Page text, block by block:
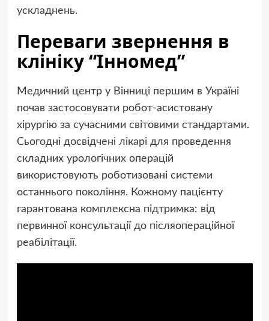
ускладнень.
Переваги звернення в
клініку “Інномед”
Медичний центр у Вінниці першим в Україні
почав застосовувати робот-асистовану
хірургію за сучасними світовими стандартами.
Сьогодні досвідчені лікарі для проведення
складних урологічних операцій
використовують роботизовані системи
останнього покоління. Кожному пацієнту
гарантована комплексна підтримка: від
первинної консультації до післяопераційної
реабілітації.